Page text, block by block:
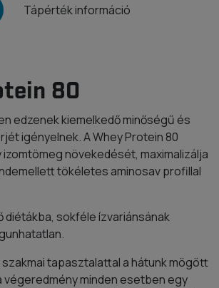
Tápérték információ
80
edzenek kiemelkedő minőségű és
igényelnek. A Whey Protein 80
növekedését, maximalizálja
tökéletes aminosav profillal
diétákba, sokféle ízvariánsának
tapasztalattal a hátunk mögött
végeredmény minden esetben egy